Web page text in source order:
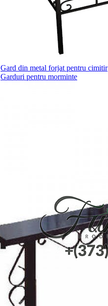
Gard din metal forjat pentru cimitir
Garduri pentru morminte